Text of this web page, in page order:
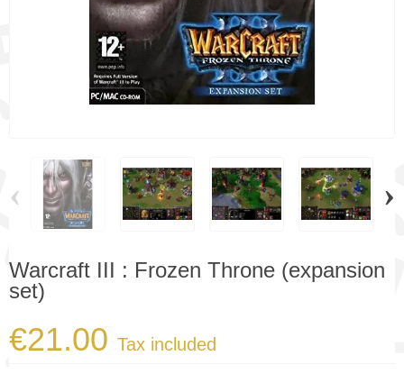
‹ ›
Warcraft III : Frozen Throne (expansion
set)
€21.00 Tax included